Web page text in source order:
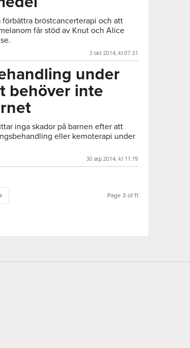
förbättra bröstcancerterapi och att
får stöd av Knut och Alice
3 okt 2014, kl 07:31
under
behöver inte
inga skador på barnen efter att
eller kemoterapi under
30 sep 2014, kl 11:19
Page 3 of 11